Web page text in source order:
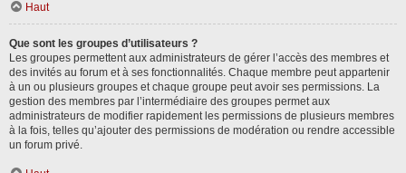
Haut
Que sont les groupes d’utilisateurs ?
Les groupes permettent aux administrateurs de gérer l’accès des membres et
des invités au forum et à ses fonctionnalités. Chaque membre peut appartenir
à un ou plusieurs groupes et chaque groupe peut avoir ses permissions. La
gestion des membres par l’intermédiaire des groupes permet aux
administrateurs de modifier rapidement les permissions de plusieurs membres
à la fois, telles qu’ajouter des permissions de modération ou rendre accessible
un forum privé.